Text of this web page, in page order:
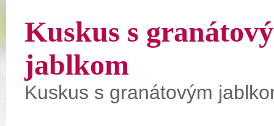
Kuskus s
jablkom
Kuskus s granátovým